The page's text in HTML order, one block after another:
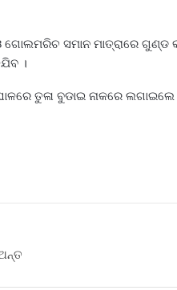
ସମାନ ମାତ୍ରାରେ ଗୁଣ୍ଡ
।
ତୁଳା ବୁଡାଇ ନାକରେ